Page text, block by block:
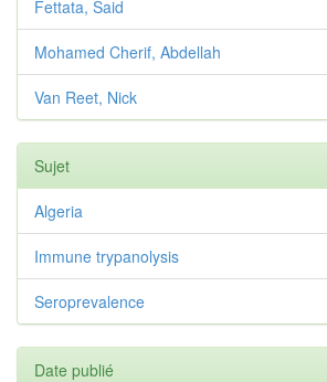
Fettata, Said
Mohamed Cherif, Abdellah
Van Reet, Nick
Sujet
Algeria
Immune trypanolysis
Seroprevalence
Date publié